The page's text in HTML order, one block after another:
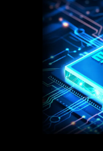
MSI BIOS
Killer" บนเ
โดยผู้ใช้สาม
ความหน่วง
12% เมื่อ
รองรับการทำ
แรมที่หลาก